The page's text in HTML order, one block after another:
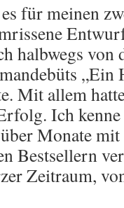
für meinen
halbwegs von
„Ein
Mit allem
Ich
Monate
Bestsellern
Zeitraum,